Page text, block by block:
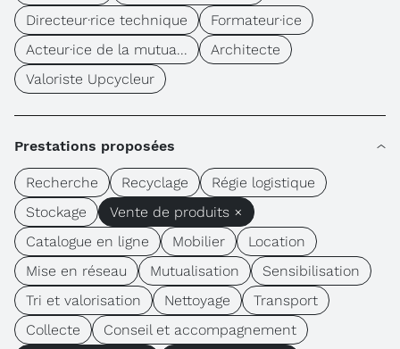
Directeur·rice technique
Formateur·ice
Acteur·ice de la mutua...
Architecte
Valoriste Upcycleur
Prestations proposées
Recherche Recyclage
Régie logistique
Stockage
Vente de produits ×
Catalogue en ligne
Mobilier
Location
Mise en réseau
Mutualisation
Sensibilisation
Tri et valorisation
Nettoyage
Transport
Collecte
Conseil et accompagnement